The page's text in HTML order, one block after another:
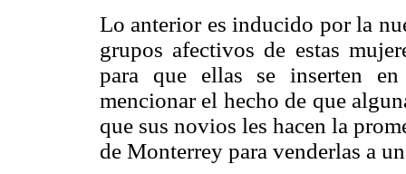
Lo anterior es inducido por la
grupos afectivos de estas
para que ellas se inserten
mencionar el hecho de que
que sus novios les hacen la
de Monterrey para venderlas a